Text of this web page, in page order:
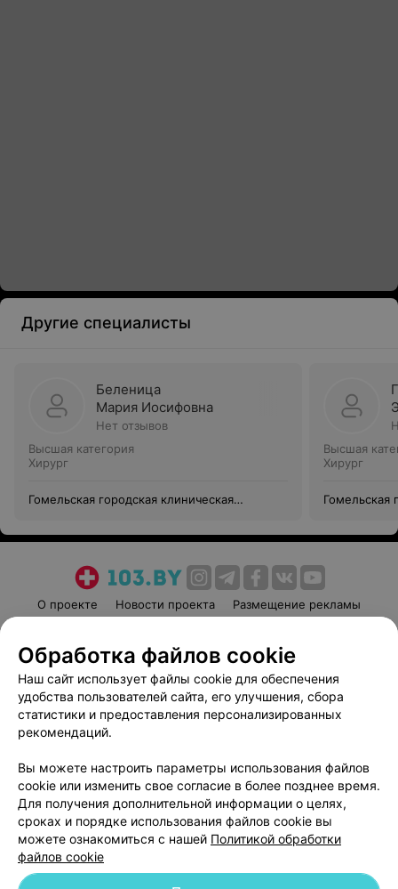
Другие специалисты
Беленица
Мария Иосифовна
Нет отзывов
Высшая категория
Хирург
Гомельская городская клиническая
Высшая
Хирург
Гомельская
О проекте Новости проекта
Размещение рекламы
Пользовательское соглашение
Способы оплаты
Вакансии
Партнеры
Написать руководителю 103.by
Обработка персональных данных
Обработка файлов cookie
Наш сайт использует файлы cookie для обеспечения
удобства пользователей сайта, его улучшения, сбора
статистики и предоставления персонализированных
рекомендаций.
Вы можете настроить параметры использования файлов
cookie или изменить свое согласие в более позднее время.
Для получения дополнительной информации о целях,
сроках и порядке использования файлов cookie вы
можете ознакомиться с нашей Политикой обработки
файлов cookie